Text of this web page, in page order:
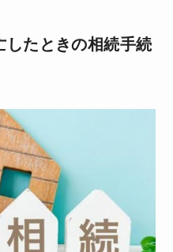
したときの相続手続